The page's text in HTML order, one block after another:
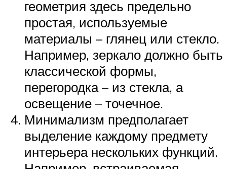
геометрия здесь предельно
простая, используемые
материалы – глянец или стекло.
Например, зеркало должно быть
классической формы,
перегородка – из стекла, а
освещение – точечное.
Минимализм предполагает
выделение каждому предмету
интерьера нескольких функций.